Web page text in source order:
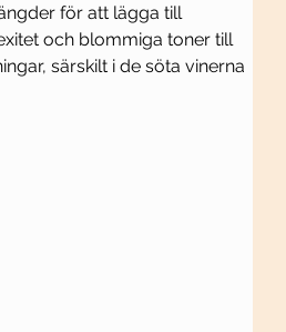
för att lägga till
och blommiga toner till
särskilt i de söta vinerna